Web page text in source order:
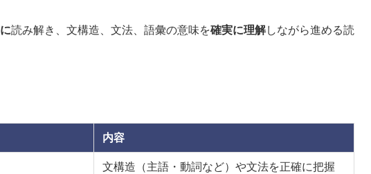
読み解き、文構造、文法、語彙の意味を確実に理解しながら進める読
内容
文構造（主語・動詞など）や文法を正確に把握